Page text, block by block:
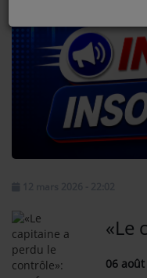
EMISSIONS
TITRES DIFFUSÉS
FRÉQUENCES
EVÈNEMENTS
JEUX CONCOURS
CONTACTEZ-NOUS
06 août